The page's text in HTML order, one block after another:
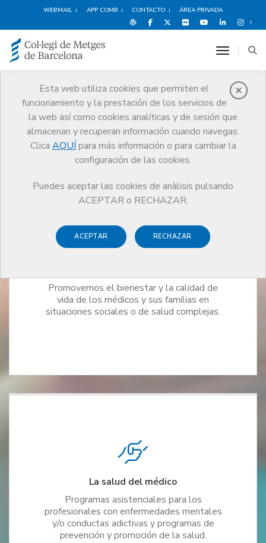
WEBMAIL APP COMB CONTACTO ÁREA PRIVADA
Esta web utiliza cookies que permiten el
funcionamiento y la prestación de los servicios de
la web así como cookies analíticas y de sesión que
almacenan y recuperan información cuando navegas.
Clica AQUÍ para más información o para cambiar la
configuración de las cookies.
Puedes aceptar las cookies de anàlisis pulsando
ACEPTAR o RECHAZAR.
ACEPTAR RECHAZAR
toggle
Salud y bienestar del
médico
La mejor atención, servicios y recursos
para un ejercicio saludable
Promovemos el bienestar y la calidad de
vida de los médicos y sus familias en
situaciones sociales o de salud complejas.
La salud del médico
Programas asistenciales para los
profesionales con enfermedades mentales
y/o conductas adictivas y programas de
prevención y promoción de la salud.